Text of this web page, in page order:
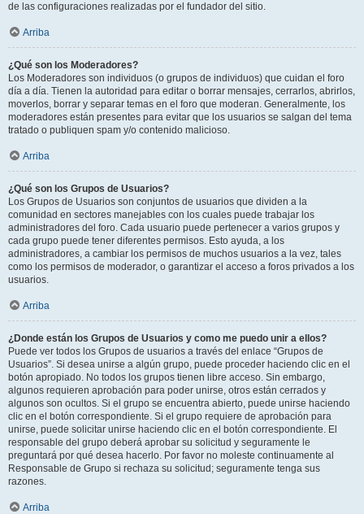
de las configuraciones realizadas por el fundador del sitio.
Arriba
¿Qué son los Moderadores?
Los Moderadores son individuos (o grupos de individuos) que cuidan el foro
día a día. Tienen la autoridad para editar o borrar mensajes, cerrarlos, abrirlos,
moverlos, borrar y separar temas en el foro que moderan. Generalmente, los
moderadores están presentes para evitar que los usuarios se salgan del tema
tratado o publiquen spam y/o contenido malicioso.
Arriba
¿Qué son los Grupos de Usuarios?
Los Grupos de Usuarios son conjuntos de usuarios que dividen a la
comunidad en sectores manejables con los cuales puede trabajar los
administradores del foro. Cada usuario puede pertenecer a varios grupos y
cada grupo puede tener diferentes permisos. Esto ayuda, a los
administradores, a cambiar los permisos de muchos usuarios a la vez, tales
como los permisos de moderador, o garantizar el acceso a foros privados a los
usuarios.
Arriba
¿Donde están los Grupos de Usuarios y como me puedo unir a ellos?
Puede ver todos los Grupos de usuarios a través del enlace “Grupos de
Usuarios”. Si desea unirse a algún grupo, puede proceder haciendo clic en el
botón apropiado. No todos los grupos tienen libre acceso. Sin embargo,
algunos requieren aprobación para poder unirse, otros están cerrados y
algunos son ocultos. Si el grupo se encuentra abierto, puede unirse haciendo
clic en el botón correspondiente. Si el grupo requiere de aprobación para
unirse, puede solicitar unirse haciendo clic en el botón correspondiente. El
responsable del grupo deberá aprobar su solicitud y seguramente le
preguntará por qué desea hacerlo. Por favor no moleste continuamente al
Responsable de Grupo si rechaza su solicitud; seguramente tenga sus
razones.
Arriba